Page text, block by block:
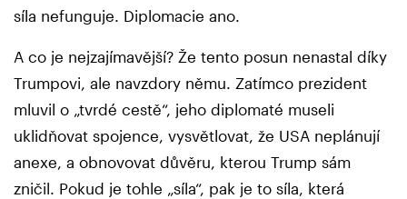
síla nefunguje. Diplomacie ano.
A co je nejzajímavější? Že tento posun nenastal díky
Trumpovi, ale navzdory němu. Zatímco prezident
mluvil o „tvrdé cestě“, jeho diplomaté museli
uklidňovat spojence, vysvětlovat, že USA neplánují
anexe, a obnovovat důvěru, kterou Trump sám
zničil. Pokud je tohle „síla“, pak je to síla, která